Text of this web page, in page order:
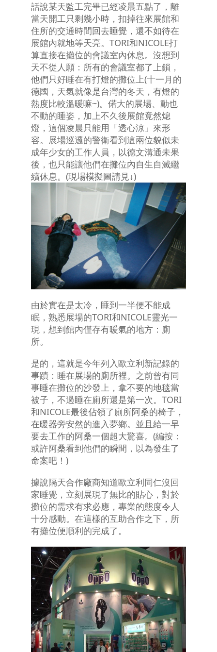
話說某天監工完畢已經凌晨五點了，離
當天開工只剩幾小時，扣掉往來展館和
住所的交通時間回去睡覺，還不如待在
展館內就地等天亮。TORI和NICOLE打
算直接在攤位的會議室內休息。沒想到
天不從人願：所有的會議室都了上鎖，
他們只好睡在有打燈的攤位上(十一月的
德國，天氣就像是台灣的冬天，有燈的
熱度比較溫暖嘛~)。偌大的展場、動也
不動的睡姿，加上不久後展館竟然熄
燈，這個凌晨只能用「透心涼」來形
容。展場巡邏的警衛看到這兩位貌似未
成年少女的工作人員，以德文溝通未果
後，也只能讓他們在攤位內自生自滅繼
續休息。(現場模擬圖請見↓)
由於實在是太冷，睡到一半便不能成
眠，熟悉展場的TORI和NICOLE靈光一
現，想到館內僅存有暖氣的地方：廁
所。
是的，這就是今年列入歐立利新記錄的
事蹟：睡在展場的廁所裡。之前曾有同
事睡在攤位的沙發上，拿不要的地毯當
被子，不過睡在廁所還是第一次。TORI
和NICOLE最後佔領了廁所阿桑的椅子，
在暖器旁安然的進入夢鄉。並且給一早
要去工作的阿桑一個超大驚喜。(編按：
或許阿桑看到他們的瞬間，以為發生了
命案吧！)
據說隔天合作廠商知道歐立利同仁沒回
家睡覺，立刻展現了無比的貼心，對於
攤位的需求有求必應，專業的態度令人
十分感動。在這樣的互助合作之下，所
有攤位便順利的完成了。